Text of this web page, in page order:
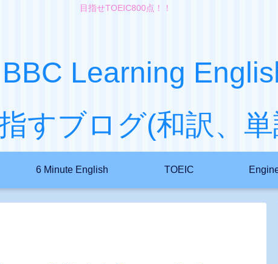
目指せTOEIC800点！！
Learning
すブログ(和訳、
6 Minute English TOEIC